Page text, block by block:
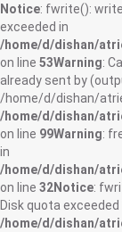
Notice: fwrite():
exceeded in
/home/d/dishan/
on line 53Warning:
already sent by
/home/d/dishan/
/home/d/dishan/
on line 99Warning:
in
/home/d/dishan/
on line 32Notice:
Disk quota exceeded
/home/d/dishan/